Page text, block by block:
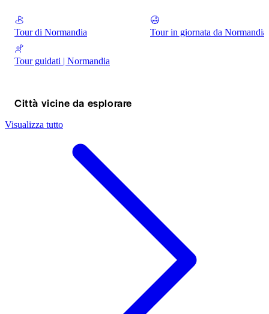
Tour di Normandia Tour in giornata da Normandia
Tour guidati | Normandia
Città vicine da esplorare
Visualizza tutto